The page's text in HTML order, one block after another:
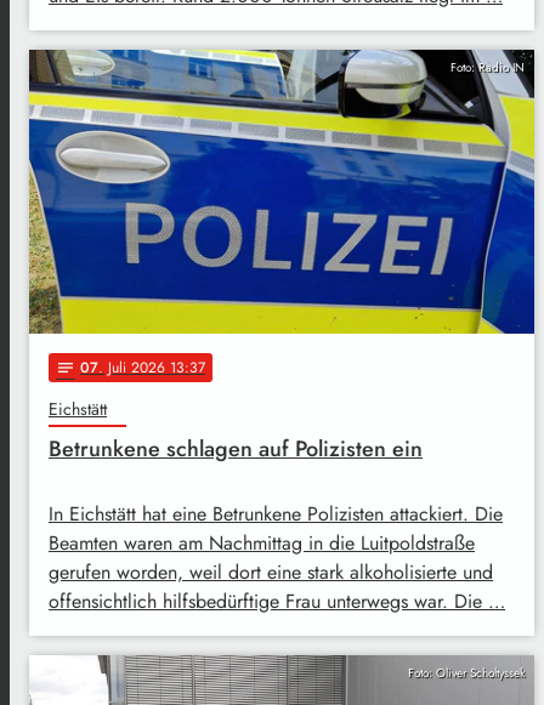
Foto: Radio IN
notes 07. Juli 2026 13:37
Eichstätt
Betrunkene schlagen auf Polizisten ein
In Eichstätt hat eine Betrunkene Polizisten attackiert. Die
Beamten waren am Nachmittag in die Luitpoldstraße
gerufen worden, weil dort eine stark alkoholisierte und
offensichtlich hilfsbedürftige Frau unterwegs war. Die …
Foto: Oliver Scholtyssek